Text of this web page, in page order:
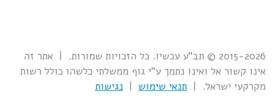
2015-2026 © תב"ע עכשיו. כל הזכויות שמורות. | אתר זה
אינו קשור אל ואינו נתמך ע"י גוף ממשלתי כלשהו כולל רשות
מקרקעי ישראל. | תנאי שימוש | נגישות